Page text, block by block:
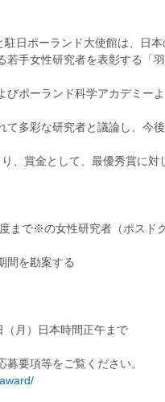
日ポーランド大使館は、日
手女性研究者を表彰する「
ポーランド科学アカデミー
多彩な研究者と議論し、今
、賞金として、最優秀賞に対
まで※の女性研究者（ポスド
を勘案する
（月）日本時間正午まで
要項等をご覧ください。